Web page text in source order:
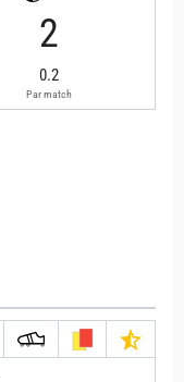
2
0.2
Par match